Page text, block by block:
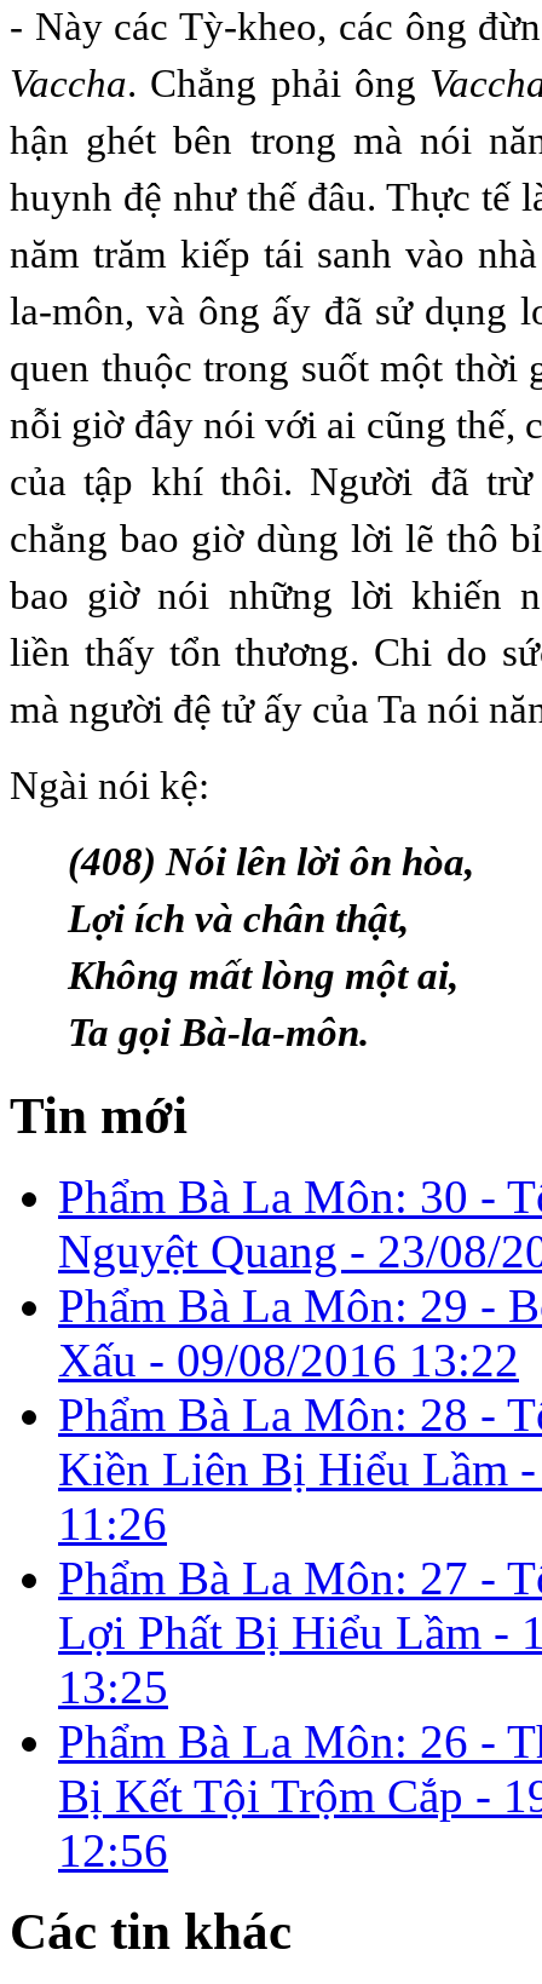
- Này các Tỳ-kheo, các ông
Vaccha. Chẳng phải ông
hận ghét bên trong mà nói
huynh đệ như thế đâu. Thực tế
năm trăm kiếp tái sanh vào
la-môn, và ông ấy đã sử dụng
quen thuộc trong suốt một thời
nỗi giờ đây nói với ai cũng thế,
của tập khí thôi. Người đã
chẳng bao giờ dùng lời lẽ thô
bao giờ nói những lời khiến
liền thấy tổn thương. Chi do
mà người đệ tử ấy của Ta nói
Ngài nói kệ:
(408) Nói lên lời ôn hòa,
Lợi ích và chân thật,
Không mất lòng một ai,
Ta gọi Bà-la-môn.
Tin mới
Phẩm Bà La Môn: 30 -
Nguyệt Quang - 23/08/
Phẩm Bà La Môn: 29 -
Xấu - 09/08/2016 13:22
Phẩm Bà La Môn: 28 -
Kiền Liên Bị Hiểu Lầm
11:26
Phẩm Bà La Môn: 27 -
Lợi Phất Bị Hiểu Lầm -
13:25
Phẩm Bà La Môn: 26 -
Bị Kết Tội Trộm Cắp -
12:56
Các tin khác